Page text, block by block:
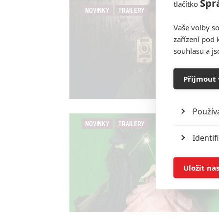
NOVINKY TRAILERY
NOVINKY TRAILERY
tlačítko
Vaše volby
zařízení pod
souhlasu a
Přijmout
Uložit